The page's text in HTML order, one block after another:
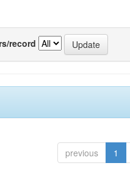
record
previous 1